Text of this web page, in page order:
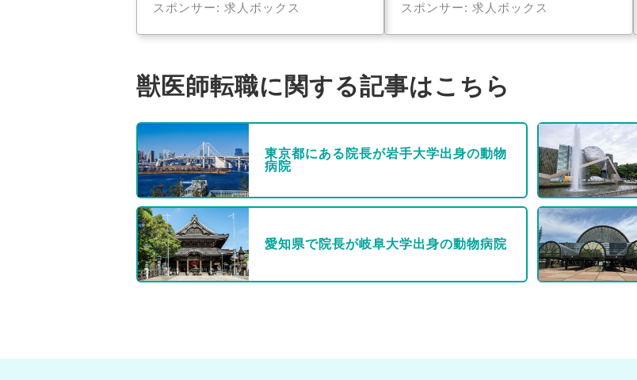
スポンサー: 求人ボックス スポンサー: 求人ボックス
獣医師転職に関する記事はこちら
東京都にある院長が岩手大学出身の動物
病院
愛知県で院長が岐阜大学出身の動物病院